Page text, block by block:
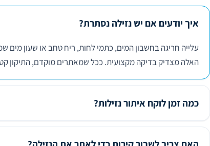
איך יודעים אם יש נזילה נסתרת?
עלייה חריגה בחשבון המים, כתמי לחות, ריח טחב או שעון
האלה מצדיק בדיקה מקצועית. ככל שמאתרים מוקדם, התיקון קטן
כמה זמן לוקח איתור נזילות?